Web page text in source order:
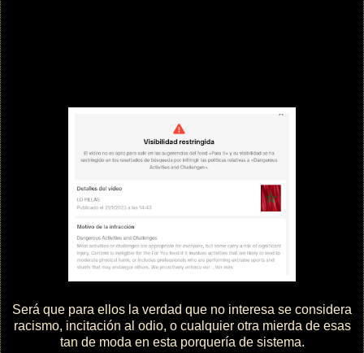
Será que para ellos la verdad que no interesa se considera
racismo, incitación al odio, o cualquier otra mierda de esas
tan de moda en esta porquería de sistema.